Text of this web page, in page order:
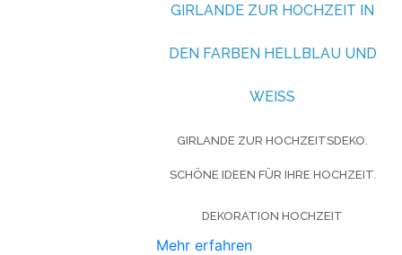
GIRLANDE ZUR HOCHZEIT IN
DEN FARBEN HELLBLAU UND
WEISS
GIRLANDE ZUR HOCHZEITSDEKO.
SCHÖNE IDEEN FÜR IHRE HOCHZEIT.
DEKORATION HOCHZEIT
Mehr erfahren